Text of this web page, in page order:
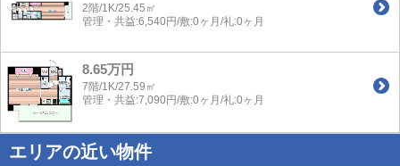
2階/1K/25.45㎡
管理・共益:6,540円/敷:0ヶ月/礼:0ヶ月
8.65万円
7階/1K/27.59㎡
管理・共益:7,090円/敷:0ヶ月/礼:0ヶ月
エリアの近い物件